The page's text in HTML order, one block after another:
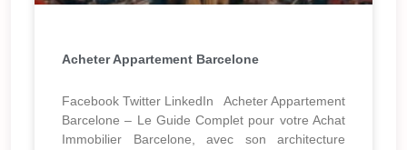
Acheter Appartement Barcelone
Facebook Twitter LinkedIn Acheter Appartement
Barcelone – Le Guide Complet pour votre Achat
Immobilier Barcelone, avec son architecture